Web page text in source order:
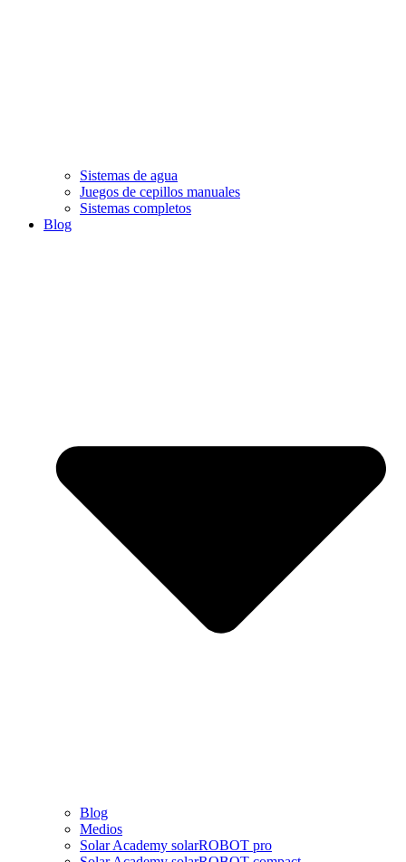
Sistemas de agua
Juegos de cepillos manuales
Sistemas completos
Blog
Blog
Medios
Solar Academy solarROBOT pro